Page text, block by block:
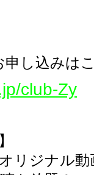
申し込みは
club-Zy
リジナル